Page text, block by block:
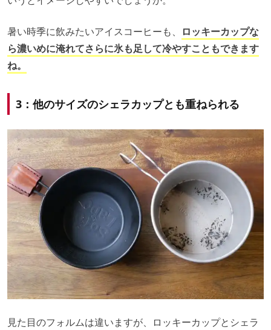
暑い時季に飲みたいアイスコーヒーも、
ロッキーカップな
ら濃いめに淹れてさらに氷も足して冷やすこともできます
ね。
3：他のサイズのシェラカップとも重ねられる
見た目のフォルムは違いますが、ロッキーカップとシェラ